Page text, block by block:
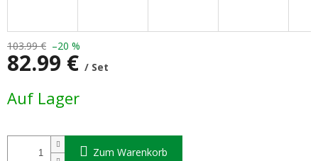
103.99 € –20 %
82.99 € / Set
Auf Lager
Zum Warenkorb